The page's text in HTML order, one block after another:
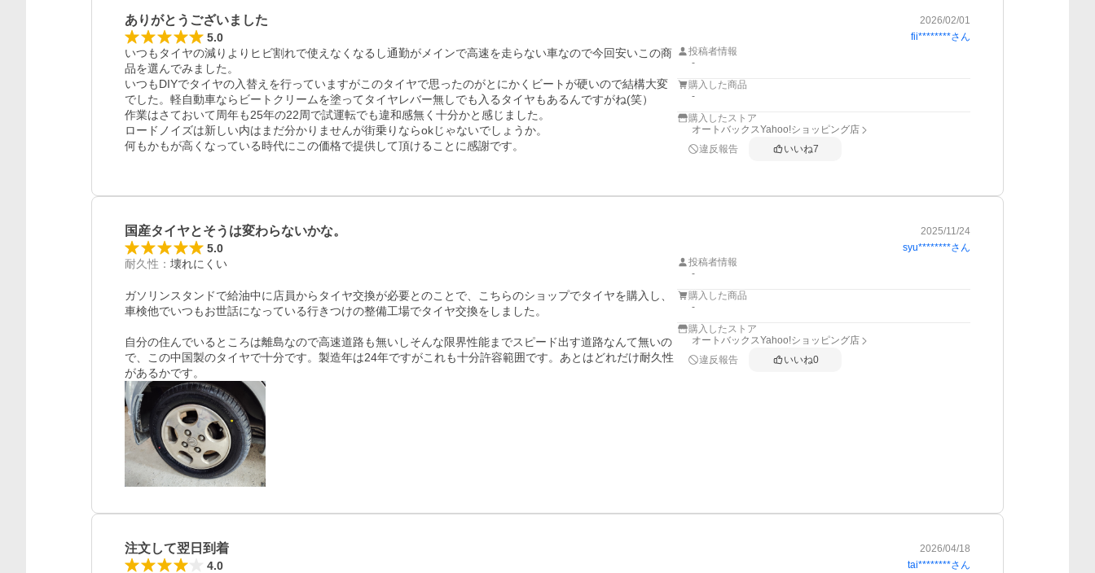
ありがとうございました 2026/02/01
5.0 fii********さん
いつもタイヤの減りよりヒビ割れで使えなくなるし通勤がメインで高速を走らない車なので今回安いこの商
品を選んでみました。
いつもDIYでタイヤの入替えを行っていますがこのタイヤで思ったのがとにかくビートが硬いので結構大変
でした。軽自動車ならビートクリームを塗ってタイヤレバー無しでも入るタイヤもあるんですがね(笑）
作業はさておいて周年も25年の22周で試運転でも違和感無く十分かと感じました。
ロードノイズは新しい内はまだ分かりませんが街乗りならokじゃないでしょうか。
何もかもが高くなっている時代にこの価格で提供して頂けることに感謝です。
投稿者情報
-
購入した商品
-
購入したストア
オートバックスYahoo!ショッピング店
違反報告
いいね7
国産タイヤとそうは変わらないかな。 2025/11/24
5.0 syu********さん
耐久性 ： 壊れにくい
ガソリンスタンドで給油中に店員からタイヤ交換が必要とのことで、こちらのショップでタイヤを購入し、
車検他でいつもお世話になっている行きつけの整備工場でタイヤ交換をしました。
自分の住んでいるところは離島なので高速道路も無いしそんな限界性能までスピード出す道路なんて無いの
で、この中国製のタイヤで十分です。製造年は24年ですがこれも十分許容範囲です。あとはどれだけ耐久性
があるかです。
投稿者情報
-
購入した商品
-
購入したストア
オートバックスYahoo!ショッピング店
違反報告
いいね0
注文して翌日到着 2026/04/18
4.0 tai********さん